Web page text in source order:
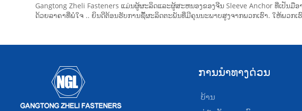
Gangtong Zheli Fasteners ແມ່ນຜູ້ຜະລິດແລະຜູ້ສະຫນອງຂອງຈີນ Sleeve Anchor ທີ່ເປັນ
ດ້ວຍລາຄາທີ່ພໍໃຈ .. ຍິນດີຕ້ອນຮັບການຊື້ຜະລິດຕະພັນທີ່ມີຄຸນນະພາບສູງຈາກພວກເຮົາ. ໃຫ້ພວກ
ການນໍາທາງດ່ວນ
ບ້ານ